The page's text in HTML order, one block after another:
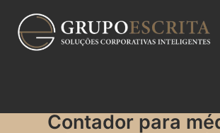
Contador para